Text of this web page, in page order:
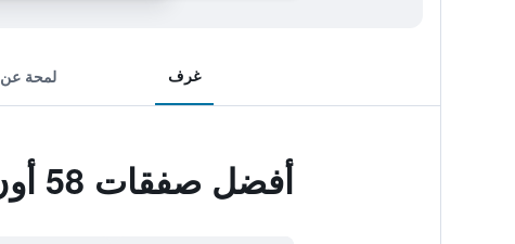
غرف لمحة عن
أفضل صفقات 58 أون كرون موتل